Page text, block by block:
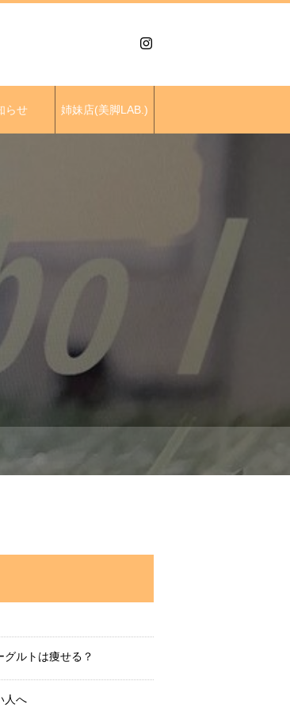
らせ 姉妹店(美脚LAB.)
ルトは痩せる？
人へ